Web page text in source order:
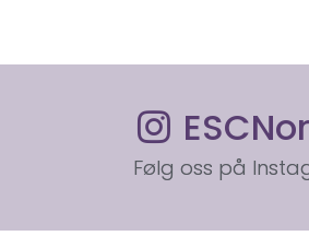
Følg oss på